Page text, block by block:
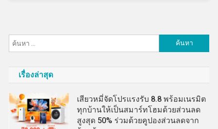
สำหรับ:
เรื่องล่าสุด
เสียวหมี่จัดโปรแรงรับ 8.8 พร้อมเนรมิต
ทุกบ้านให้เป็นสมาร์ทโฮมด้วยส่วนลด
สูงสุด 50% ร่วมด้วยคูปองส่วนลดจาก